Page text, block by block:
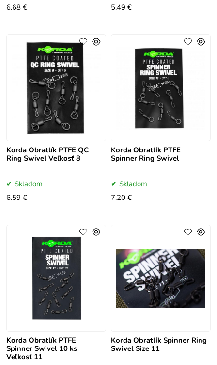
6.68 €
5.49 €
Korda Obratlík PTFE QC
Ring Swivel Veľkosť 8
Skladom
6.59 €
Korda Obratlík PTFE
Spinner Ring Swivel
Skladom
7.20 €
Korda Obratlík PTFE
Spinner Swivel 10 ks
Veľkosť 11
Korda Obratlík Spinner Ring
Swivel Size 11